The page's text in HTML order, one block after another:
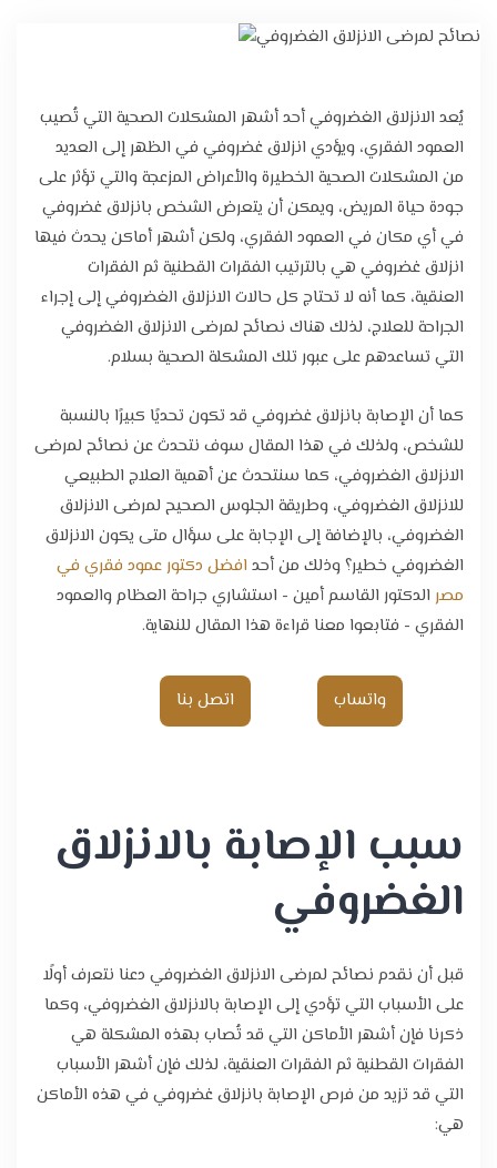
يُعد الانزلاق الغضروفي أحد أشهر المشكلات الصحية التي تُصيب
العمود الفقري، ويؤدي انزلاق غضروفي في الظهر إلى العديد
من المشكلات الصحية الخطيرة والأعراض المزعجة والتي تؤثر على
جودة حياة المريض، ويمكن أن يتعرض الشخص بانزلاق غضروفي
في أي مكان في العمود الفقري، ولكن أشهر أماكن يحدث فيها
انزلاق غضروفي هي بالترتيب الفقرات القطنية ثم الفقرات
العنقية، كما أنه لا تحتاج كل حالات الانزلاق الغضروفي إلى إجراء
الجراحة للعلاج، لذلك هناك نصائح لمرضى الانزلاق الغضروفي
التي تساعدهم على عبور تلك المشكلة الصحية بسلام.
كما أن الإصابة بانزلاق غضروفي قد تكون تحديًا كبيرًا بالنسبة
للشخص، ولذلك في هذا المقال سوف نتحدث عن نصائح لمرضى
الانزلاق الغضروفي، كما سنتحدث عن أهمية العلاج الطبيعي
للانزلاق الغضروفي، وطريقة الجلوس الصحيح لمرضى الانزلاق
الغضروفي، بالإضافة إلى الإجابة على سؤال متى يكون الانزلاق
الغضروفي خطير؟ وذلك من أحد افضل دكتور عمود فقري في
مصر الدكتور القاسم أمين - استشاري جراحة العظام والعمود
الفقري - فتابعوا معنا قراءة هذا المقال للنهاية.
اتصل بنا واتساب
سبب الإصابة بالانزلاق
الغضروفي
قبل أن نقدم نصائح لمرضى الانزلاق الغضروفي دعنا نتعرف أولًا
على الأسباب التي تؤدي إلى الإصابة بالانزلاق الغضروفي، وكما
ذكرنا فإن أشهر الأماكن التي قد تُصاب بهذه المشكلة هي
الفقرات القطنية ثم الفقرات العنقية، لذلك فإن أشهر الأسباب
التي قد تزيد من فرص الإصابة بانزلاق غضروفي في هذه الأماكن
هي: